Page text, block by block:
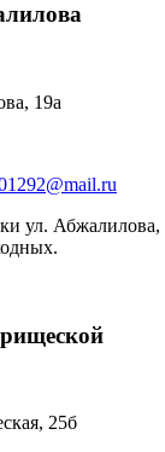
19а
ул. Абжалилова,
25б